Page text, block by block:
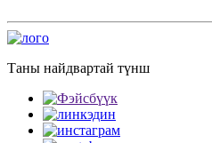
Таны найдвартай түнш